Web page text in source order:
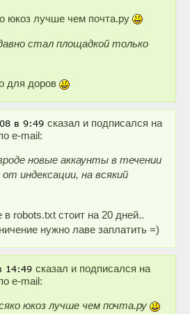
юкоз лучше чем почта.ру
стал площадкой только
для доров
сказал и подписался на
e-mail:
новые аккаунты в течении
индексации, на всякий
в robots.txt стоит на 20 дней..
нужно лаве заплатить =)
сказал и подписался на
e-mail:
юкоз лучше чем почта.ру